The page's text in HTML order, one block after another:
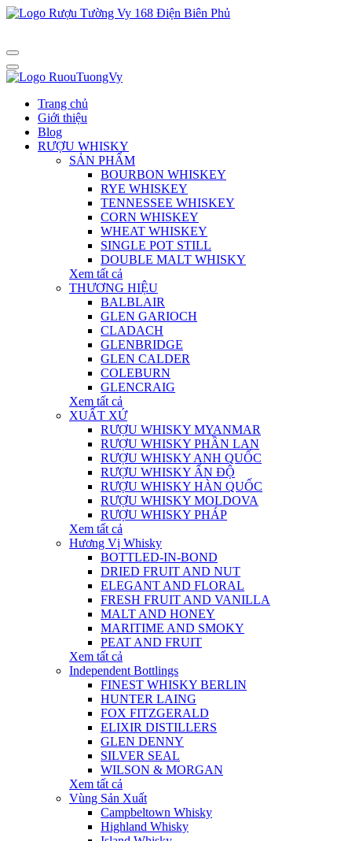
Trang chủ
Giới thiệu
Blog
RƯỢU WHISKY
SẢN PHẨM
BOURBON WHISKEY
RYE WHISKEY
TENNESSEE WHISKEY
CORN WHISKEY
WHEAT WHISKEY
SINGLE POT STILL
DOUBLE MALT WHISKY
Xem tất cả
THƯƠNG HIỆU
BALBLAIR
GLEN GARIOCH
CLADACH
GLENBRIDGE
GLEN CALDER
COLEBURN
GLENCRAIG
Xem tất cả
XUẤT XỨ
RƯỢU WHISKY MYANMAR
RƯỢU WHISKY PHẦN LAN
RƯỢU WHISKY ANH QUỐC
RƯỢU WHISKY ẤN ĐỘ
RƯỢU WHISKY HÀN QUỐC
RƯỢU WHISKY MOLDOVA
RƯỢU WHISKY PHÁP
Xem tất cả
Hương Vị Whisky
BOTTLED-IN-BOND
DRIED FRUIT AND NUT
ELEGANT AND FLORAL
FRESH FRUIT AND VANILLA
MALT AND HONEY
MARITIME AND SMOKY
PEAT AND FRUIT
Xem tất cả
Independent Bottlings
FINEST WHISKY BERLIN
HUNTER LAING
FOX FITZGERALD
ELIXIR DISTILLERS
GLEN DENNY
SILVER SEAL
WILSON & MORGAN
Xem tất cả
Vùng Sản Xuất
Campbeltown Whisky
Highland Whisky